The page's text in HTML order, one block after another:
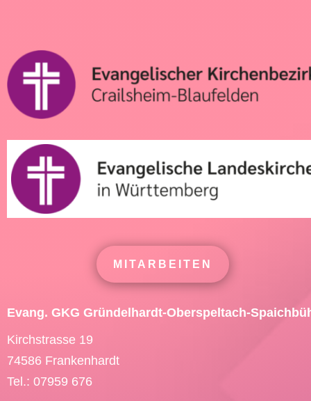
MITARBEITEN
Evang. GKG Gründelhardt-Oberspeltach-
Kirchstrasse 19
74586 Frankenhardt
Tel.: 07959 676